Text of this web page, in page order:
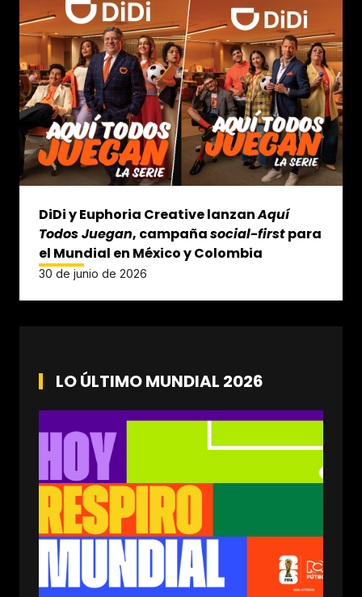
DiDi y Euphoria Creative lanzanAquí
Todos Juegan, campañasocial-firstpara
el Mundial en México y Colombia
30 de junio de 2026
LO ÚLTIMO MUNDIAL 2026